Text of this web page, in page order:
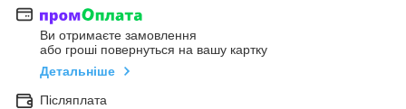
Ви отримаєте замовлення
або гроші повернуться на вашу картку
Детальніше
Післяплата